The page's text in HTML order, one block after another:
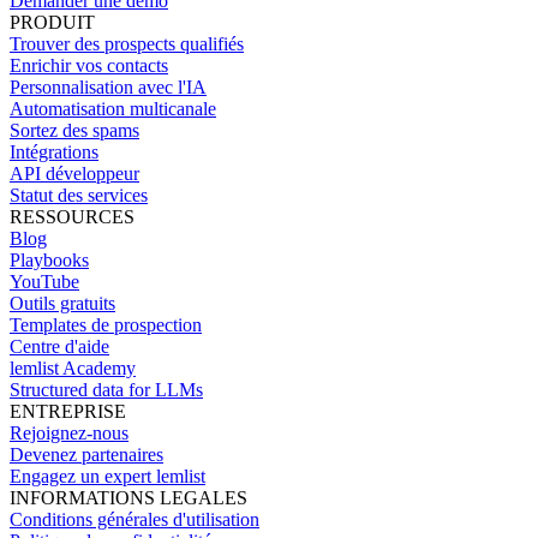
PRODUIT
Trouver des prospects qualifiés
Enrichir vos contacts
Personnalisation avec l'IA
Automatisation multicanale
Sortez des spams
Intégrations
API développeur
Statut des services
RESSOURCES
Blog
Playbooks
YouTube
Outils gratuits
Templates de prospection
Centre d'aide
lemlist Academy
Structured data for LLMs
ENTREPRISE
Rejoignez-nous
Devenez partenaires
Engagez un expert lemlist
INFORMATIONS LEGALES
Conditions générales d'utilisation